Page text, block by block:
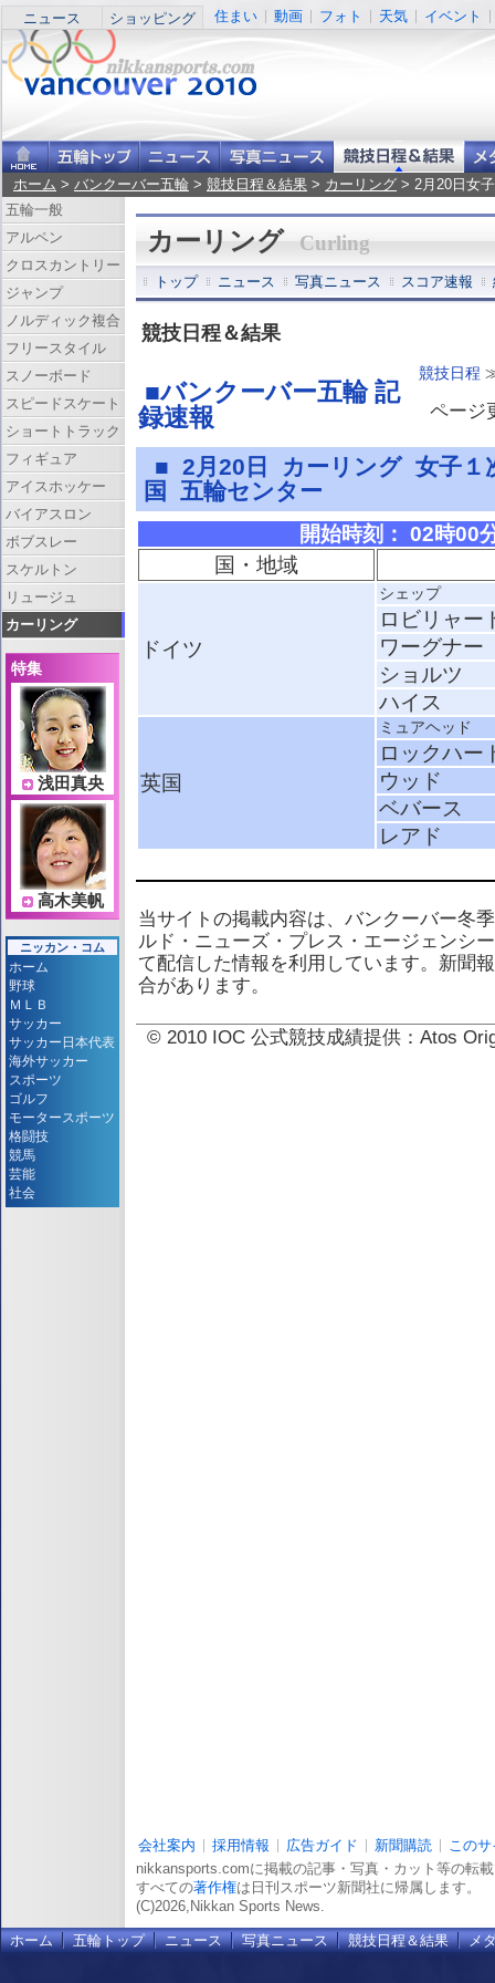
ニュース ショッピング 住まい 動画 フォト 天気 イベント
ホーム > バンクーバー五輪 > 競技日程＆結果 > カーリング > 2月20日女
カーリング Curling
トップ ニュース 写真ニュース スコア速報
競技日程＆結果
■バンクーバー五輪 記
録速報
競技日程
ページ
■ 2月20日 カーリング 女子１
国 五輪センター
開始時刻： 02時00
国・地域
ドイツ
シェップ
ロビリャー
ワーグナー
ショルツ
ハイス
英国
ミュアヘッド
ロックハー
ウッド
ベバース
レアド
当サイトの掲載内容は、バンクーバー冬
ルド・ニューズ・プレス・エージェンシ
て配信した情報を利用しています。新聞
合があります。
© 2010 IOC 公式競技成績提供：Atos
五輪一般
アルペン
クロスカントリー
ジャンプ
ノルディック複合
フリースタイル
スノーボード
スピードスケート
ショートトラック
フィギュア
アイスホッケー
バイアスロン
ボブスレー
スケルトン
リュージュ
カーリング
特集
浅田真央
高木美帆
ニッカン・コム
ホーム
野球
ＭＬＢ
サッカー
サッカー日本代表
海外サッカー
スポーツ
ゴルフ
モータースポーツ
格闘技
競馬
芸能
社会
会社案内 採用情報 広告ガイド 新聞購読
この
nikkansports.comに掲載の記事・写真・カット等の転
すべての著作権は日刊スポーツ新聞社に帰属します。
(C)2026,Nikkan Sports News.
ホーム 五輪トップ ニュース 写真ニュース 競技日程＆結果 メ